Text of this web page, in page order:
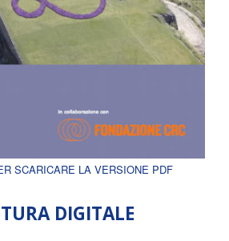
SCARICARE LA VERSIONE PDF
DIGITALE